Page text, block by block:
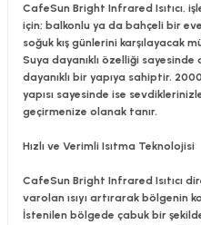
CafeSun Bright Infrared Isıtıcı,
için; balkonlu ya da bahçeli bir
soğuk kış günlerini karşılayacak
Suya dayanıklı özelliği sayesinde
dayanıklı bir yapıya sahiptir.
yapısı sayesinde ise
geçirmenize olanak tanır.
Hızlı ve Verimli Isıtma Teknolojisi
CafeSun Bright Infrared Isıtıcı
varolan ısıyı artırarak bölgenin
İstenilen bölgede çabuk bir